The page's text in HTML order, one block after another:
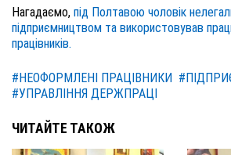
Нагадаємо, під Полтавою чоловік
підприємництвом та використовував
працівників.
#НЕОФОРМЛЕНІ ПРАЦІВНИКИ
#УПРАВЛІННЯ ДЕРЖПРАЦІ
ЧИТАЙТЕ ТАКОЖ